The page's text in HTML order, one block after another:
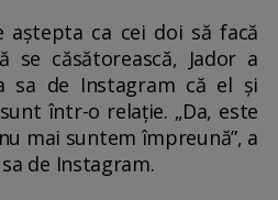
aștepta ca cei doi să facă
se căsătorească, Jador a
sa de Instagram că el și
într-o relație. „Da, este
mai suntem împreună”, a
de Instagram.